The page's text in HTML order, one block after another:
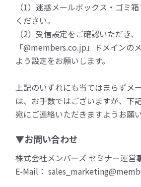
（1）迷惑メールボックス・ゴミ
ください。
（2）受信設定をご確認いただき、
「@members.co.jp」ドメインの
よう設定をお願いします。
上記のいずれにも当てはまらずメ
は、お手数ではございますが、下
宛にご連絡いただきますようお願
▼お問い合わせ
株式会社メンバーズ セミナー運営
E-Mail：